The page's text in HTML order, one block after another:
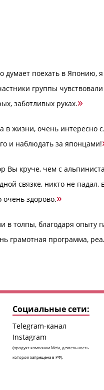
думает поехать в Японию,
группы
заботливых руках.»
в жизни, очень интересно
и наблюдать за японцами!
Вы круче, чем с
связке, никто не падал,
очень здорово.»
в толпы, благодаря опыту
грамотная программа,
Социальные сети:
Telegram-канал
Instagram
(продукт компании Meta, деятельность
которой запрещена в РФ).